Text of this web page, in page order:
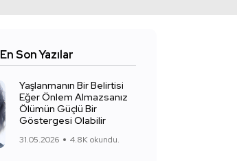
En Son Yazılar
Yaşlanmanın Bir Belirtisi
Eğer Önlem Almazsanız
Ölümün Güçlü Bir
Göstergesi Olabilir
31.05.2026 4.8K okundu.